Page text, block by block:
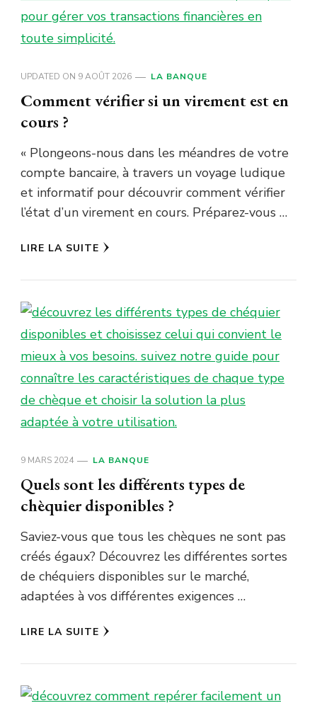
UPDATED ON 9 AOÛT 2026 LA BANQUE
Comment vérifier si un virement est en
cours ?
« Plongeons-nous dans les méandres de votre
compte bancaire, à travers un voyage ludique
et informatif pour découvrir comment vérifier
l’état d’un virement en cours. Préparez-vous …
LIRE LA SUITE
9 MARS 2024 LA BANQUE
Quels sont les différents types de
chèquier disponibles ?
Saviez-vous que tous les chèques ne sont pas
créés égaux? Découvrez les différentes sortes
de chéquiers disponibles sur le marché,
adaptées à vos différentes exigences …
LIRE LA SUITE